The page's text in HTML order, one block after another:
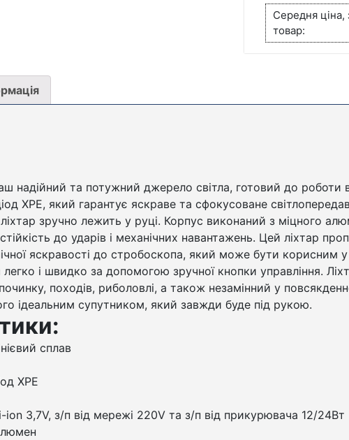
С
КРЕПЛЕНИЕМ
ДЛЯ
Середня
товар:
надійний та потужний джерело світла, готовий до
XPE, який гарантує яскраве та сфокусоване
зручно лежить у руці. Корпус виконаний з міцного
до ударів і механічних навантажень. Цей ліхтар
яскравості до стробоскопа, який може бути корисним
і швидко за допомогою зручної кнопки управління.
походів, риболовлі, а також незамінний у
ідеальним супутником, який завжди буде під рукою.
сплав
XPE
3,7V, з/п від мережі 220V та з/п від прикурювача 12/24Вт
люмен